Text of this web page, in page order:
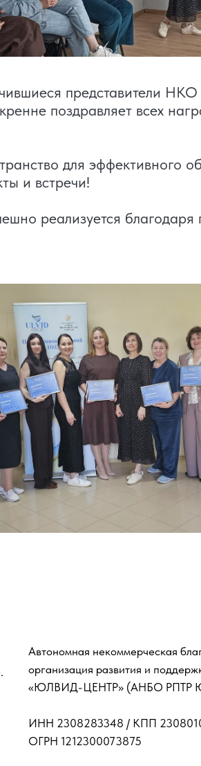
представители
поздравляет всех
для
и встречи!
реализуется благодаря
Автономная некоммерческая
организация развития и
«ЮЛВИД-ЦЕНТР» (АНБО РПТР
ИНН 2308283348 / КПП
ОГРН 1212300073875